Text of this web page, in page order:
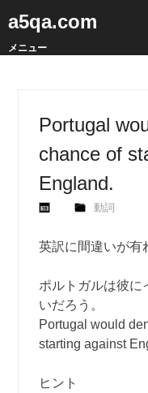
a5qa.com
メニュー
Portugal
chance of
England.
動詞
英訳に間違いが有
ポルトガルは彼に
いだろう。
Portugal would
starting against
ヒント